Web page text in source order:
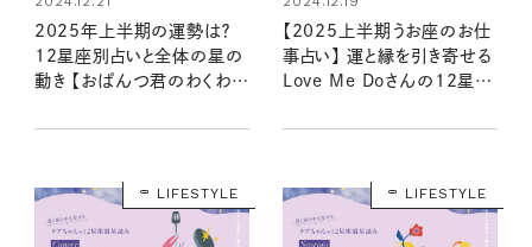
2025年上半期の運勢は？
12星座別占いと全体の星の
動き 【おぱんつ君のわくわく
【2025上半期うお座のお仕
事占い】 運と縁を引き寄せる
Love Me Doさんの12星座
LIFESTYLE LIFESTYLE